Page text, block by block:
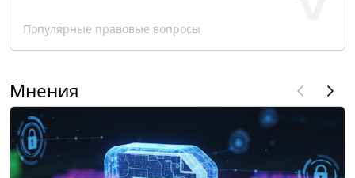
Популярные правовые вопросы
Мнения